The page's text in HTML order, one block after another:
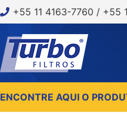
+55 11 4163-7760 / +55
ENCONTRE AQUI O